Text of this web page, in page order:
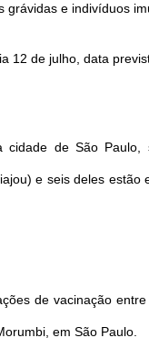
grávidas e indivíduos
12 de julho, data
de São Paulo,
e seis deles estão
de vacinação
em São Paulo.